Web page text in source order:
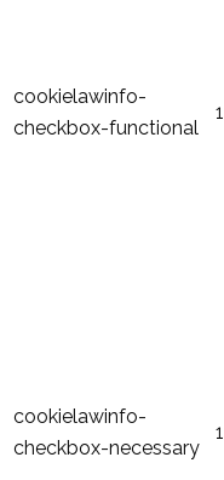
cookielawinfo-
checkbox-functional
cookielawinfo-
checkbox-necessary